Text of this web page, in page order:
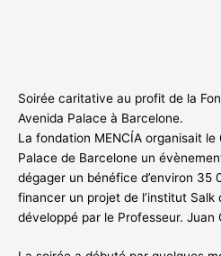
Soirée caritative au profit de la
Avenida Palace à Barcelone.
La fondation MENCÍA organisait le
Palace de Barcelone un
dégager un bénéfice d’environ 35
financer un projet de l’institut Salk
développé par le Professeur. Juan